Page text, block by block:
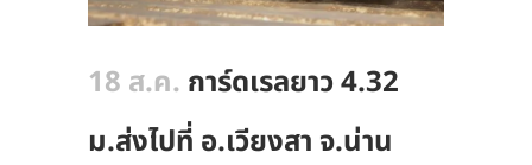
18 ส.ค. การ์ดเรลยาว 4.32
ม.ส่งไปที่ อ.เวียงสา จ.น่าน